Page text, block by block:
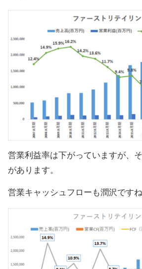
営業利益率は下がっていますが、
があります。
営業キャッシュフローも潤沢ですね